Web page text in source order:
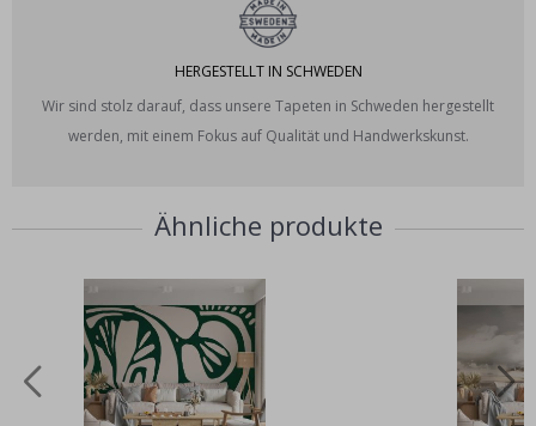
HERGESTELLT IN SCHWEDEN
Wir sind stolz darauf, dass unsere Tapeten in Schweden hergestellt
werden, mit einem Fokus auf Qualität und Handwerkskunst.
Ähnliche produkte